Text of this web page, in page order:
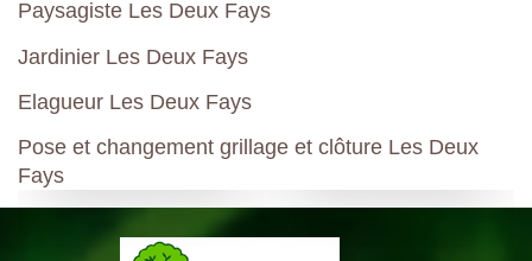
Paysagiste Les Deux Fays
Jardinier Les Deux Fays
Elagueur Les Deux Fays
Pose et changement grillage et clôture Les Deux
Fays